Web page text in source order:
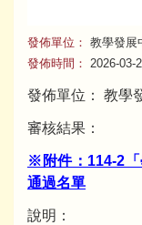
發佈單位： 教學發展
發佈時間： 2026-03-
發佈單位： 教學
審核結果：
※附件：114-2
通過名單
說明：